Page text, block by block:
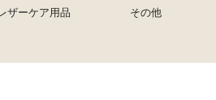
ザーケア用品 その他